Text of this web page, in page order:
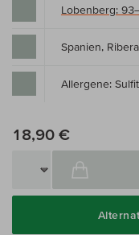
Lobenberg:
Spanien,
Allergene:
18,90 €